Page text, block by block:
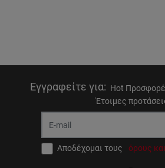
Εγγραφείτε για: Hot
Έτοιμες
Αποδέχομαι τους όρους